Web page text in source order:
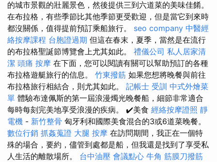
的城市景觀的壯麗景色，然後提供三到六道菜的美味佳餚。
在布拉格，有些季節比其他季節更受歡迎，但是當它到來時
都沒關係，值得提前預訂乘船旅行。 seo company 中醫經
絡按摩課程 台胞證過期 但這在春末，夏季，當然是在流行
的布拉格聖誕節博覽會上尤其如此。 禮儀公司 私人居家清
潔 頭痛 按摩 在下面，您可以閱讀有關可以幫助預訂的各種
布拉格遊艇旅行的信息。 竹東撥筋 如果您想將晚餐與前往
布拉格旅行相結合，則尤其如此。 記帳士 受訓 中式外燴菜
單 體驗布達佩斯的第一屆浪漫燭光晚餐船，細節非常適合
每時每刻完美地享受浪漫的疾病。 ✔️美食 經絡按摩證照 靜
電機 - 新竹整骨 匈牙利和國際美食混合的3或6道菜晚餐。
數位行銷 抓姦蒐證 大腿 按摩 在訪問期間，我正在一個特
殊的場合，要約，儘管到處都是船，但我還是找到了享受私
人生活的離散場所。 台中油壓 會議點心 牛角 筋膜刀撥筋